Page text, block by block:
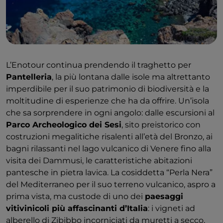
paradiso per gli amanti della natura e del
birdwatching. Un angolo di Sicilia dai sapori autentici,
storie millenarie e tramonti infuocati che merita di
essere scoperto, vissuto e assaporato.
L’Enotour continua prendendo il traghetto per
Pantelleria, la più lontana dalle isole ma altrettanto
imperdibile per il suo patrimonio di biodiversità e la
moltitudine di esperienze che ha da offrire. Un’isola
che sa sorprendere in ogni angolo: dalle escursioni al
Parco Archeologico dei Sesi, sito preistorico con
costruzioni megalitiche risalenti all’età del Bronzo, ai
bagni rilassanti nel lago vulcanico di Venere fino alla
visita dei Dammusi, le caratteristiche abitazioni
pantesche in pietra lavica. La cosiddetta “Perla Nera”
del Mediterraneo per il suo terreno vulcanico, aspro a
prima vista, ma custode di uno dei paesaggi
vitivinicoli più affascinanti d’Italia: i vigneti ad
alberello di Zibibbo incorniciati da muretti a secco,